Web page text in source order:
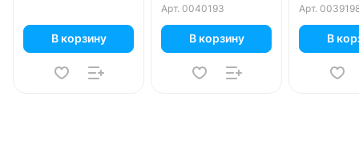
В корзину
Арт. 0040193
В корзину
Арт.
В